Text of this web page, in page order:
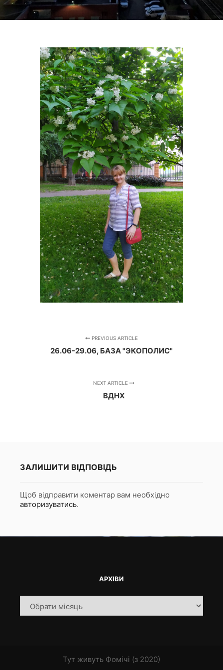
PREVIOUS ARTICLE
26.06-29.06, БАЗА "ЭКОПОЛИС"
NEXT ARTICLE
ВДНХ
ЗАЛИШИТИ ВІДПОВІДЬ
Щоб відправити коментар вам необхідно
авторизуватись.
АРХІВИ
Архіви
Тут живуть Фомічі (з 2020)